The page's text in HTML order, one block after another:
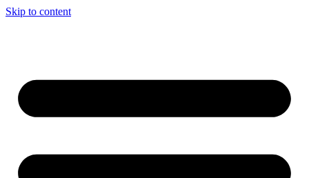
Skip to content